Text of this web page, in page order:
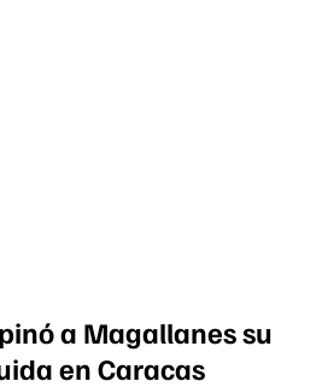
a Magallanes su
en Caracas